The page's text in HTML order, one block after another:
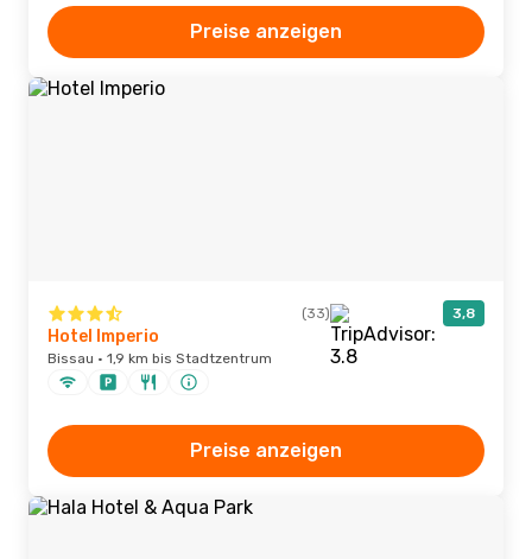
Preise anzeigen
(33) 3,8
Hotel Imperio
Bissau · 1,9 km bis Stadtzentrum
Preise anzeigen